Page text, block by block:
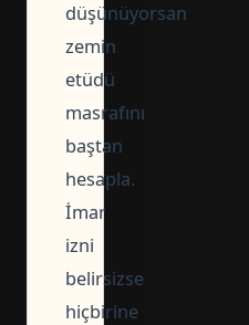
düşünüyorsan
zemin
etüdü
masrafını
baştan
hesapla.
İmar
izni
belirsizse
hiçbirine